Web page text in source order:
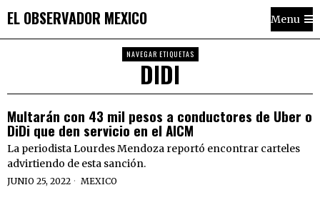
EL OBSERVADOR MEXICO Menu
NAVEGAR ETIQUETAS
DIDI
Multarán con 43 mil pesos a conductores de Uber o
DiDi que den servicio en el AICM
La periodista Lourdes Mendoza reportó encontrar carteles
advirtiendo de esta sanción.
JUNIO 25, 2022 MEXICO